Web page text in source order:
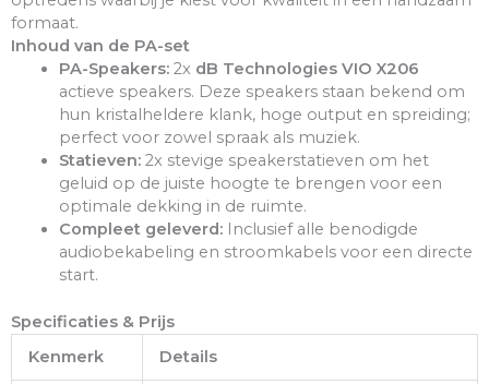
formaat.
Inhoud van de PA-set
PA-Speakers:2x dB Technologies VIO X206
actieve speakers. Deze speakers staan bekend om
hun kristalheldere klank, hoge output en spreiding;
perfect voor zowel spraak als muziek.
Statieven:2x stevige speakerstatieven om het
geluid op de juiste hoogte te brengen voor een
optimale dekking in de ruimte.
Compleet geleverd:Inclusief alle benodigde
audiobekabeling en stroomkabels voor een directe
start.
Specificaties & Prijs
Kenmerk
Details